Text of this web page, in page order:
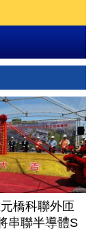
橋科聯外匝
串聯半導體S